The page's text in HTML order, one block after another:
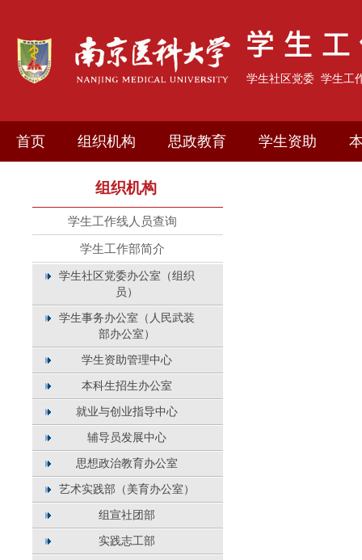
学生社区党委 学生工
首页 组织机构 思政教育 学生资助
组织机构
学生工作线人员查询
学生工作部简介
学生社区党委办公室（组织
员）
学生事务办公室（人民武装
部办公室）
学生资助管理中心
本科生招生办公室
就业与创业指导中心
辅导员发展中心
思想政治教育办公室
艺术实践部（美育办公室）
组宣社团部
实践志工部